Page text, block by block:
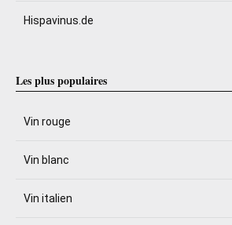
Hispavinus.de
Les plus populaires
Vin rouge
Vin blanc
Vin italien